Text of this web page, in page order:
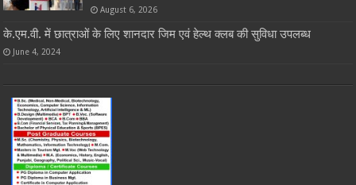
August 6, 2026
के.एम.वी. में छात्राओं के लिए शानदार जिम एवं हेल्थ क्लब की सुविधा उपलब्ध
June 4, 2024